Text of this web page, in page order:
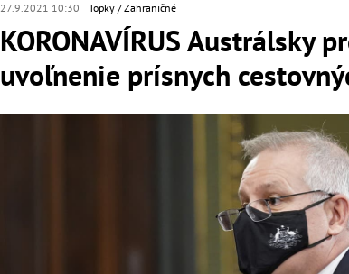
27.9.2021 10:30 Topky Zahraničné
KORONAVÍRUS Austrálsky
uvoľnenie prísnych